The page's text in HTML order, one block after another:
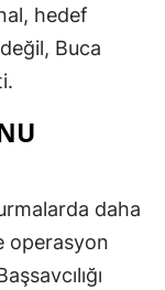
hedef
Buca
daha
operasyon